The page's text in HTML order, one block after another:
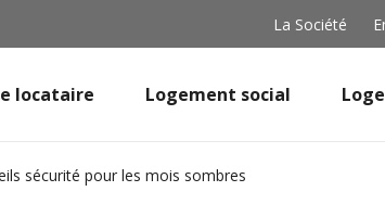
La Société
locataire Logement social
sécurité pour les mois sombres